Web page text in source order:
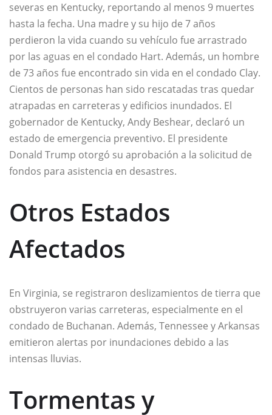
severas en Kentucky, reportando al menos 9 muertes
hasta la fecha. Una madre y su hijo de 7 años
perdieron la vida cuando su vehículo fue arrastrado
por las aguas en el condado Hart. Además, un hombre
de 73 años fue encontrado sin vida en el condado Clay.
Cientos de personas han sido rescatadas tras quedar
atrapadas en carreteras y edificios inundados. El
gobernador de Kentucky, Andy Beshear, declaró un
estado de emergencia preventivo. El presidente
Donald Trump otorgó su aprobación a la solicitud de
fondos para asistencia en desastres.
Otros Estados
Afectados
En Virginia, se registraron deslizamientos de tierra que
obstruyeron varias carreteras, especialmente en el
condado de Buchanan. Además, Tennessee y Arkansas
emitieron alertas por inundaciones debido a las
intensas lluvias.
Tormentas y